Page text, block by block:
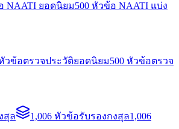
NAATI ยอดนิยม500 หัวข้อ NAATI แบ่ง
วข้อตรวจประวัติยอดนิยม500 หัวข้อตรวจ
สุล 1,006 หัวข้อรับรองกงสุล1,006